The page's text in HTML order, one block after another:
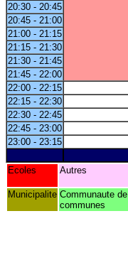
20:30 - 20:45
20:45 - 21:00
21:00 - 21:15
21:15 - 21:30
21:30 - 21:45
21:45 - 22:00
22:00 - 22:15
22:15 - 22:30
22:30 - 22:45
22:45 - 23:00
23:00 - 23:15
Ecoles Autres
Municipalite Communaute de
communes